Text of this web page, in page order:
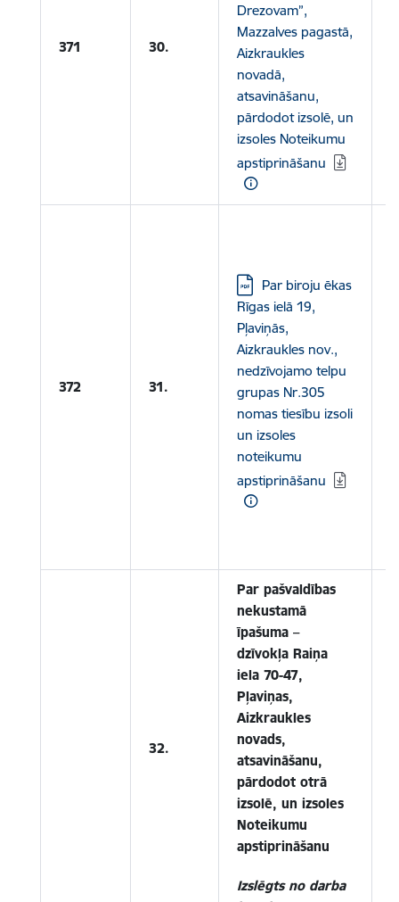
371 30.
Drezovam”,
Mazzalves pagastā,
Aizkraukles
novadā,
atsavināšanu,
pārdodot izsolē, un
izsoles Noteikumu
apstiprināšanu
372 31.
Lejupielādēt:
Par biroju ēkas
Rīgas ielā 19,
Pļaviņās,
Aizkraukles nov.,
nedzīvojamo telpu
grupas Nr.305
nomas tiesību izsoli
un izsoles
noteikumu
apstiprināšanu
32.
Par pašvaldības
nekustamā
īpašuma –
dzīvokļa Raiņa
iela 70-47,
Pļaviņas,
Aizkraukles
novads,
atsavināšanu,
pārdodot otrā
izsolē, un izsoles
Noteikumu
apstiprināšanu
Izslēgts no darba